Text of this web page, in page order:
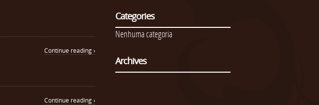
Continue reading ›
Continue reading ›
Categories
Nenhuma categoria
Archives